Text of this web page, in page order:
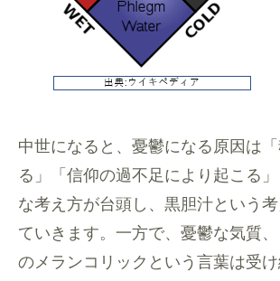
中世になると、憂鬱になる原因は
る」「信仰の過不足により起こる
な考え方が台頭し、黒胆汁という
ていきます。一方で、憂鬱な気質
のメランコリックという言葉は受